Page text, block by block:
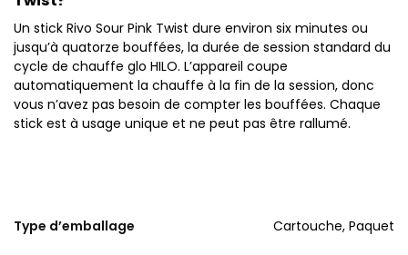
Un stick Rivo Sour Pink Twist dure environ six minutes ou
jusqu’à quatorze bouffées, la durée de session standard du
cycle de chauffe glo HILO. L’appareil coupe
automatiquement la chauffe à la fin de la session, donc
vous n’avez pas besoin de compter les bouffées. Chaque
stick est à usage unique et ne peut pas être rallumé.
Type d’emballage Cartouche, Paquet